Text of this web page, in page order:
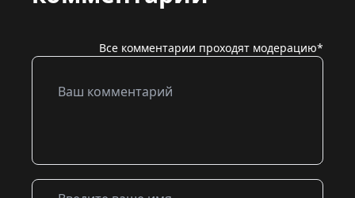
Все комментарии проходят модерацию*